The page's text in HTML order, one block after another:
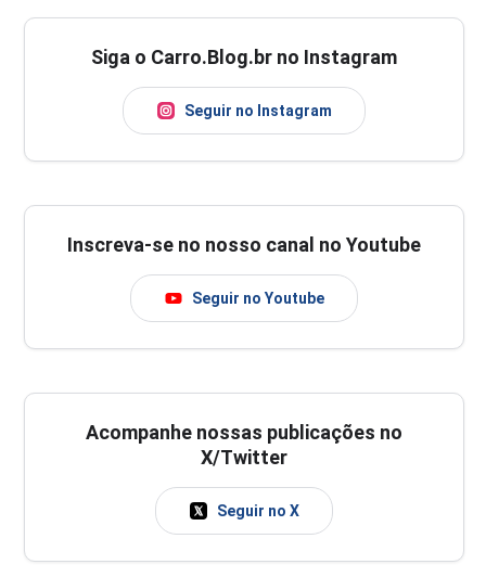
Siga o Carro.Blog.br no Instagram
Seguir no Instagram
Inscreva-se no nosso canal no Youtube
Seguir no Youtube
Acompanhe nossas publicações no
X/Twitter
Seguir no X